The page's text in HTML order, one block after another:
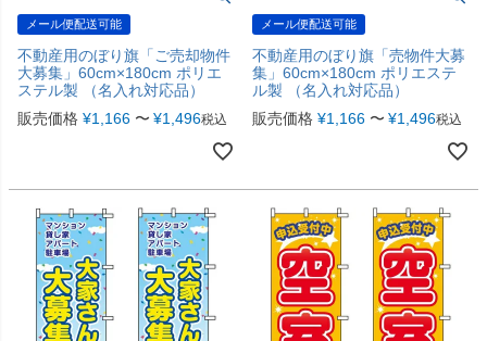
メール便配送可能
不動産用のぼり旗「ご売却物件
大募集」60cm×180cm ポリエ
ステル製 （名入れ対応品）
販売価格 ¥1,166 〜 ¥1,496税込
メール便配送可能
不動産用のぼり旗「売物件大募
集」60cm×180cm ポリエステ
ル製 （名入れ対応品）
販売価格 ¥1,166 〜 ¥1,496税込